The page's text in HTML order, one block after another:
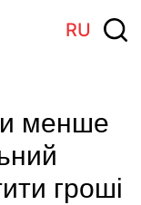
RU
менше
гроші